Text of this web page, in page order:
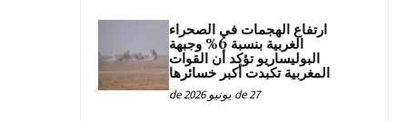
ارتفاع الهجمات في الصحراء
الغربية بنسبة 6% وجبهة
البوليساريو تؤكد أن القوات
المغربية تكبدت أكبر خسائرها
27 de يونيو de 2026